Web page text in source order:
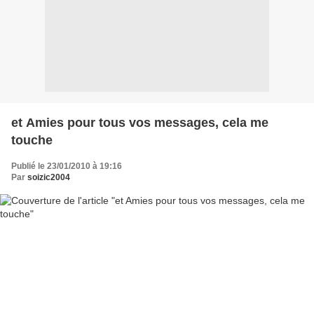
et Amies pour tous vos messages, cela me
touche
Publié le 23/01/2010 à 19:16
Par soizic2004